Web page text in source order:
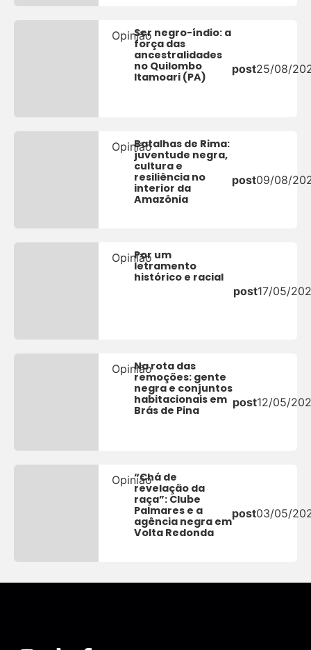
OpiniãoSer negro-índio: a
força das
ancestralidades
no Quilombo
Itamoari (PA)
post25/08/
OpiniãoBatalhas de Rima:
juventude negra,
cultura e
resiliência no
interior da
Amazônia
post09/08/
OpiniãoPor um
letramento
histórico e racial
post17/05/
OpiniãoNa rota das
remoções: gente
negra e conjuntos
habitacionais em
Brás de Pina
post12/05/
Opinião“Chá de
revelação da
raça”: Clube
Palmares e a
agência negra em
Volta Redonda
post03/05/